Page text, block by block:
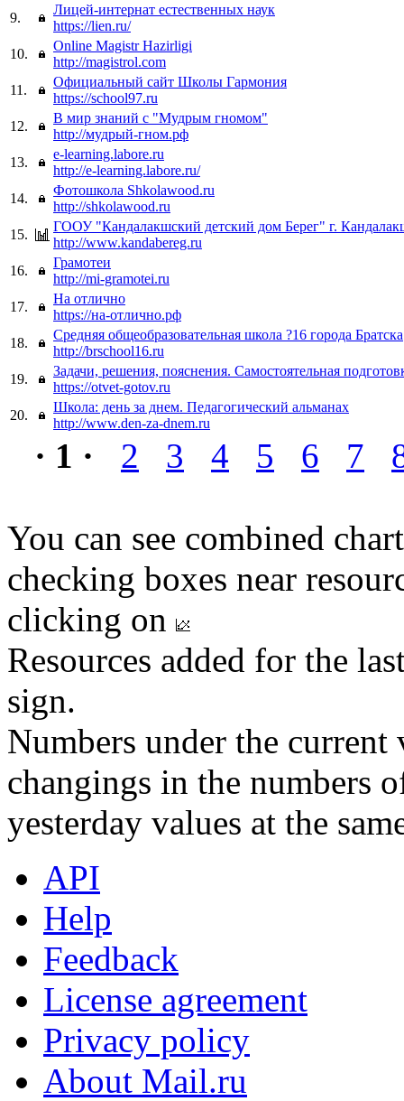
9.
Лицей-интернат естественных наук
https://lien.ru/
10.
Online Magistr Hazirligi
http://magistrol.com
11.
Официальный сайт Школы Гармония
https://school97.ru
12.
В мир знаний с "Мудрым гномом"
http://мудрый-гном.рф
13.
e-learning.labore.ru
http://e-learning.labore.ru/
14.
Фотошкола Shkolawood.ru
http://shkolawood.ru
15.
ГООУ "Кандалакшский детский дом Берег" г.
http://www.kandabereg.ru
16.
Грамотеи
http://mi-gramotei.ru
17.
На отлично
https://на-отлично.рф
18.
Средняя общеобразовательная школа ?16 города Братска
http://brschool16.ru
19.
Задачи, решения, пояснения. Самостоятельная
https://otvet-gotov.ru
20.
Школа: день за днем. Педагогический альманах
http://www.den-za-dnem.ru
· 1 · 2 3 4 5 6 7
You can see combined
checking boxes near
clicking on
Resources added for the
sign.
Numbers under the
changings in the numbers
yesterday values at the
API
Help
Feedback
License agreement
Privacy policy
About Mail.ru